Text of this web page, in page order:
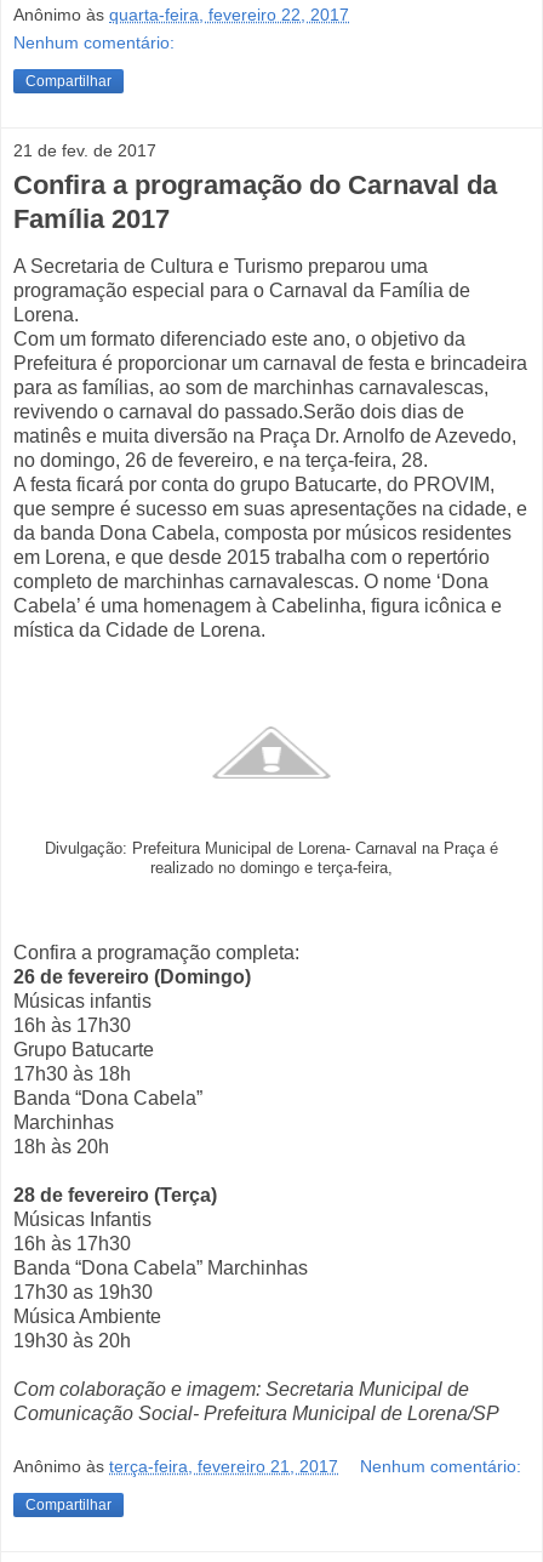
Anônimo às quarta-feira, fevereiro 22, 2017
Nenhum comentário:
Compartilhar
21 de fev. de 2017
Confira a programação do Carnaval da
Família 2017
A Secretaria de Cultura e Turismo preparou uma
programação especial para o Carnaval da Família de
Lorena.
Com um formato diferenciado este ano, o objetivo da
Prefeitura é proporcionar um carnaval de festa e brincadeira
para as famílias, ao som de marchinhas carnavalescas,
revivendo o carnaval do passado.Serão dois dias de
matinês e muita diversão na Praça Dr. Arnolfo de Azevedo,
no domingo, 26 de fevereiro, e na terça-feira, 28.
A festa ficará por conta do grupo Batucarte, do PROVIM,
que sempre é sucesso em suas apresentações na cidade, e
da banda Dona Cabela, composta por músicos residentes
em Lorena, e que desde 2015 trabalha com o repertório
completo de marchinhas carnavalescas. O nome ‘Dona
Cabela’ é uma homenagem à Cabelinha, figura icônica e
mística da Cidade de Lorena.
Divulgação: Prefeitura Municipal de Lorena- Carnaval na Praça é
realizado no domingo e terça-feira,
Confira a programação completa:
26 de fevereiro (Domingo)
Músicas infantis
16h às 17h30
Grupo Batucarte
17h30 às 18h
Banda “Dona Cabela”
Marchinhas
18h às 20h
28 de fevereiro (Terça)
Músicas Infantis
16h às 17h30
Banda “Dona Cabela” Marchinhas
17h30 as 19h30
Música Ambiente
19h30 às 20h
Com colaboração e imagem: Secretaria Municipal de
Comunicação Social- Prefeitura Municipal de Lorena/SP
Anônimo às terça-feira, fevereiro 21, 2017 Nenhum comentário:
Compartilhar